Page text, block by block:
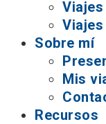
Viajes
Sobre mí
Mis
Recursos